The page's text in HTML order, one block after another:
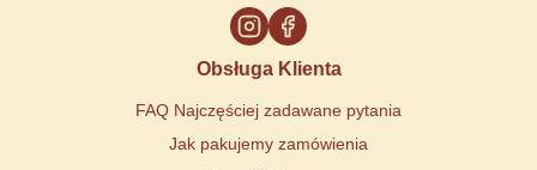
Obsługa Klienta
FAQ Najczęściej zadawane pytania
Jak pakujemy zamówienia